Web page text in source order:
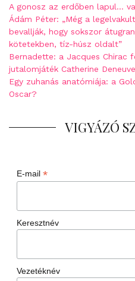
A gonosz az erdőben lapul…
Ádám Péter: „Még a
bevallják, hogy sokszor
kötetekben, tíz-húsz oldalt”
Bernadette: a Jacques Chirac
jutalomjáték Catherine
Egy zuhanás anatómiája: a
Oscar?
VIGYÁZÓ
E-mail *
Keresztnév
Vezetéknév